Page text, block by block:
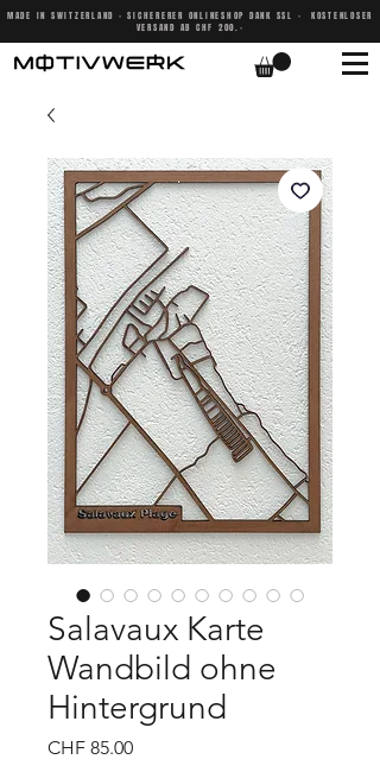
MADE IN SWITZERLAND - SICHERERER ONLINESHOP DANK SSL - KOSTENLOSER
VERSAND AB CHF 200.-
Salavaux Karte
Wandbild ohne
Hintergrund
CHF 85.00Preis